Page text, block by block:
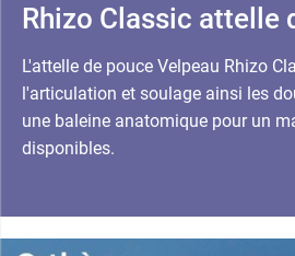
Rhizo Classic attelle
L'attelle de pouce Velpeau Rhizo
l'articulation et soulage ainsi les
une baleine anatomique pour un
disponibles.